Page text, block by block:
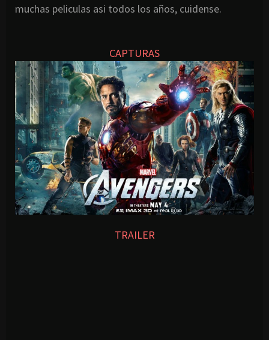
muchas peliculas asi todos los años, cuidense.
CAPTURAS
TRAILER